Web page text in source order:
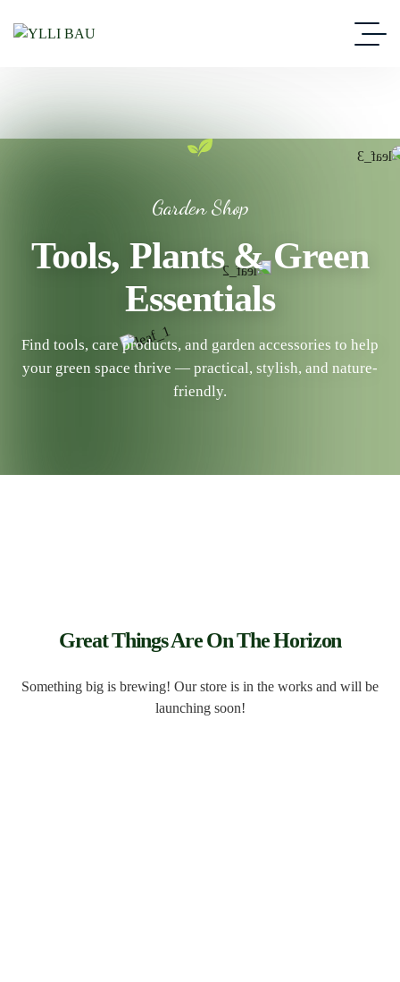
Garden Shop
Tools, Plants & Green
Essentials
Find tools, care products, and garden accessories to help
your green space thrive — practical, stylish, and nature-
friendly.
Great Things Are On The Horizon
Something big is brewing! Our store is in the works and will be
launching soon!